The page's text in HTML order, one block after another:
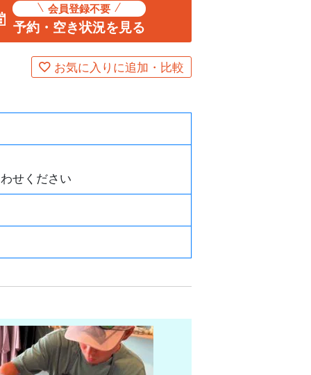
会員登録不要
予約・空き状況を見る
お気に入りに追加・比較
せください